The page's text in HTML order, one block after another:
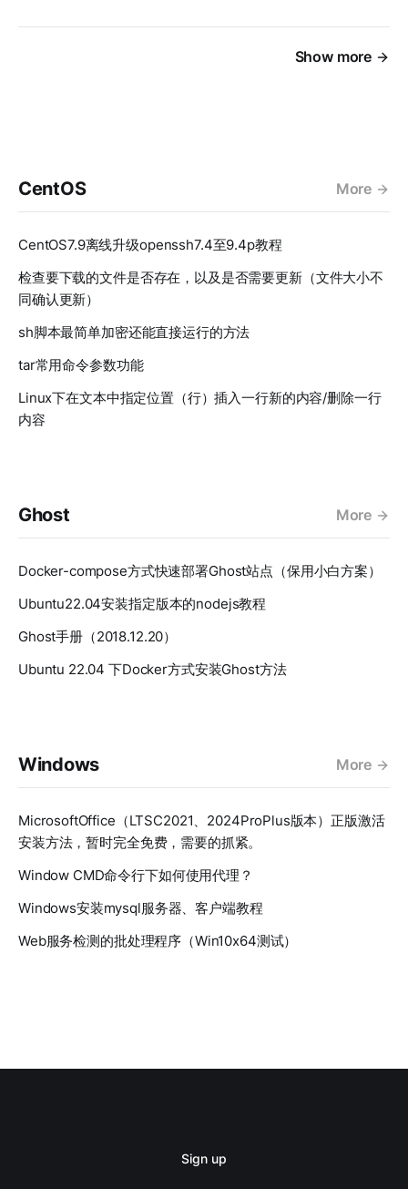
Show more
CentOS More
CentOS7.9离线升级openssh7.4至9.4p教程
检查要下载的文件是否存在，以及是否需要更新（文件大小不
同确认更新）
sh脚本最简单加密还能直接运行的方法
tar常用命令参数功能
Linux下在文本中指定位置（行）插入一行新的内容/删除一行
内容
Ghost More
Docker-compose方式快速部署Ghost站点（保用小白方案）
Ubuntu22.04安装指定版本的nodejs教程
Ghost手册（2018.12.20）
Ubuntu 22.04 下Docker方式安装Ghost方法
Windows More
MicrosoftOffice（LTSC2021、2024ProPlus版本）正版激活
安装方法，暂时完全免费，需要的抓紧。
Window CMD命令行下如何使用代理？
Windows安装mysql服务器、客户端教程
Web服务检测的批处理程序（Win10x64测试）
Sign up